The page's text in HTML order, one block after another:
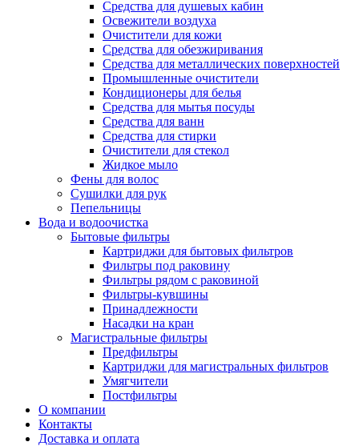
Средства для душевых кабин
Освежители воздуха
Очистители для кожи
Средства для обезжиривания
Средства для металлических поверхностей
Промышленные очистители
Кондиционеры для белья
Средства для мытья посуды
Средства для ванн
Средства для стирки
Очистители для стекол
Жидкое мыло
Фены для волос
Сушилки для рук
Пепельницы
Вода и водоочистка
Бытовые фильтры
Картриджи для бытовых фильтров
Фильтры под раковину
Фильтры рядом с раковиной
Фильтры-кувшины
Принадлежности
Насадки на кран
Магистральные фильтры
Предфильтры
Картриджи для магистральных фильтров
Умягчители
Постфильтры
О компании
Контакты
Доставка и оплата